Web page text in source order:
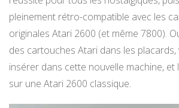
pleinement rétro-compatible avec les
originales Atari 2600 (et même 7800).
des cartouches Atari dans les
insérer dans cette nouvelle machine,
sur une Atari 2600 classique.